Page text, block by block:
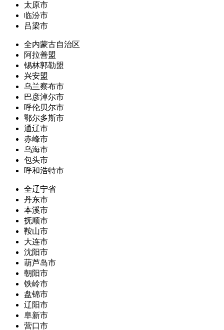
太原市
临汾市
吕梁市
全内蒙古自治区
阿拉善盟
锡林郭勒盟
兴安盟
乌兰察布市
巴彦淖尔市
呼伦贝尔市
鄂尔多斯市
通辽市
赤峰市
乌海市
包头市
呼和浩特市
全辽宁省
丹东市
本溪市
抚顺市
鞍山市
大连市
沈阳市
葫芦岛市
朝阳市
铁岭市
盘锦市
辽阳市
阜新市
营口市